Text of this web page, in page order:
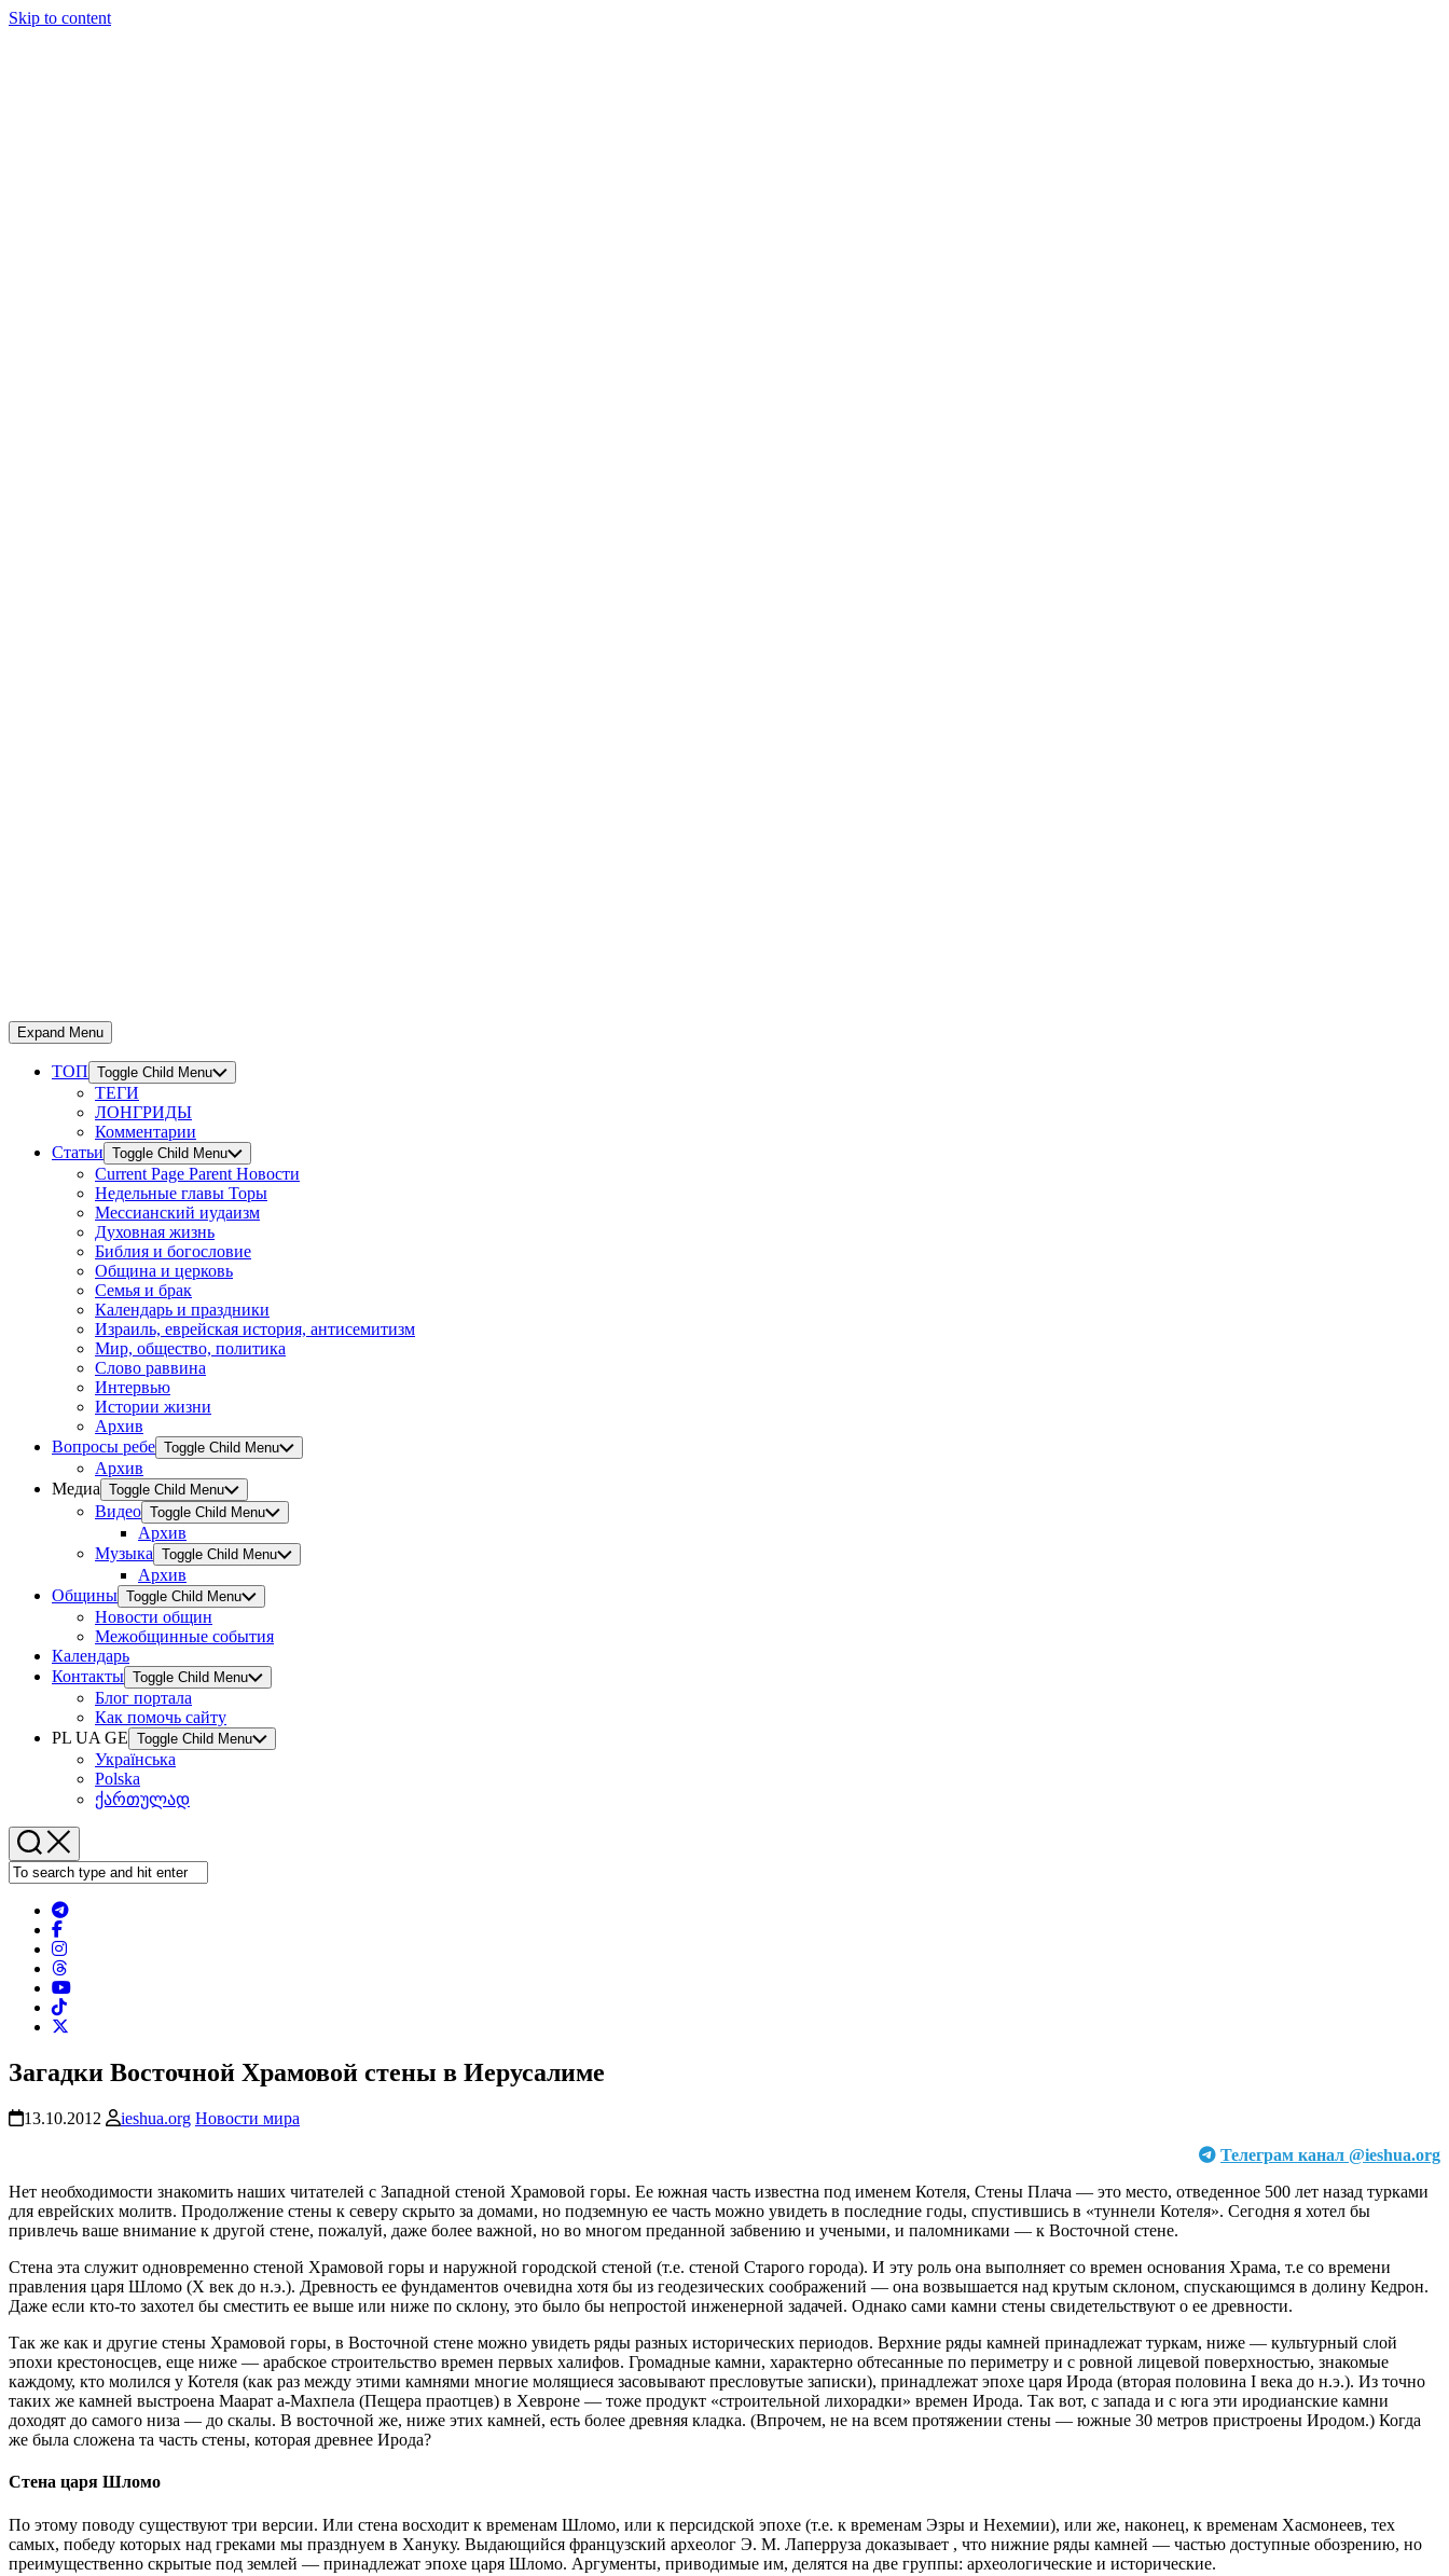
Skip to content
Expand Menu
ТОП Toggle Child Menu
ТЕГИ
ЛОНГРИДЫ
Комментарии
Статьи Toggle Child Menu
Current Page Parent Новости
Недельные главы Торы
Мессианский иудаизм
Духовная жизнь
Библия и богословие
Община и церковь
Семья и брак
Календарь и праздники
Израиль, еврейская история, антисемитизм
Мир, общество, политика
Слово раввина
Интервью
Истории жизни
Архив
Вопросы ребе Toggle Child Menu
Архив
Медиа Toggle Child Menu
Видео Toggle Child Menu
Архив
Музыка Toggle Child Menu
Архив
Общины Toggle Child Menu
Новости общин
Межобщинные события
Календарь
Контакты Toggle Child Menu
Блог портала
Как помочь сайту
PL UA GE Toggle Child Menu
Українська
Polska
ქართულად
Загадки Восточной Храмовой стены в Иерусалиме
13.10.2012 ieshua.org Новости мира
Телеграм канал @ieshua.org
Нет необходимости знакомить наших читателей с Западной стеной Храмовой горы. Ее южная часть известна под именем Котеля, Стены Плача — это место, отведенное 500 лет назад турками
для еврейских молитв. Продолжение стены к северу скрыто за домами, но подземную ее часть можно увидеть в последние годы, спустившись в «туннели Котеля». Сегодня я хотел бы
привлечь ваше внимание к другой стене, пожалуй, даже более важной, но во многом преданной забвению и учеными, и паломниками — к Восточной стене.
Стена эта служит одновременно стеной Храмовой горы и наружной городской стеной (т.е. стеной Старого города). И эту роль она выполняет со времен основания Храма, т.е со времени
правления царя Шломо (X век до н.э.). Древность ее фундаментов очевидна хотя бы из геодезических соображений — она возвышается над крутым склоном, спускающимся в долину Кедрон.
Даже если кто-то захотел бы сместить ее выше или ниже по склону, это было бы непростой инженерной задачей. Однако сами камни стены свидетельствуют о ее древности.
Так же как и другие стены Храмовой горы, в Восточной стене можно увидеть ряды разных исторических периодов. Верхние ряды камней принадлежат туркам, ниже — культурный слой
эпохи крестоносцев, еще ниже — арабское строительство времен первых халифов. Громадные камни, характерно обтесанные по периметру и с ровной лицевой поверхностью, знакомые
каждому, кто молился у Котеля (как раз между этими камнями многие молящиеся засовывают пресловутые записки), принадлежат эпохе царя Ирода (вторая половина I века до н.э.). Из точно
таких же камней выстроена Маарат а-Махпела (Пещера праотцев) в Хевроне — тоже продукт «строительной лихорадки» времен Ирода. Так вот, с запада и с юга эти иродианские камни
доходят до самого низа — до скалы. В восточной же, ниже этих камней, есть более древняя кладка. (Впрочем, не на всем протяжении стены — южные 30 метров пристроены Иродом.) Когда
же была сложена та часть стены, которая древнее Ирода?
Стена царя Шломо
По этому поводу существуют три версии. Или стена восходит к временам Шломо, или к персидской эпохе (т.е. к временам Эзры и Нехемии), или же, наконец, к временам Хасмонеев, тех
самых, победу которых над греками мы празднуем в Хануку. Выдающийся французский археолог Э. М. Лаперруза доказывает , что нижние ряды камней — частью доступные обозрению, но
преимущественно скрытые под землей — принадлежат эпохе царя Шломо. Аргументы, приводимые им, делятся на две группы: археологические и исторические.